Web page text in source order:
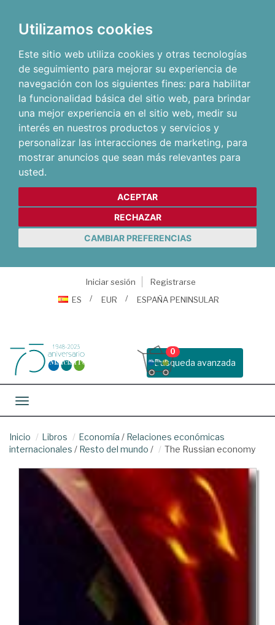
Utilizamos cookies
Este sitio web utiliza cookies y otras tecnologías
de seguimiento para mejorar su experiencia de
navegación con los siguientes fines: para habilitar
la funcionalidad básica del sitio web, para brindar
una mejor experiencia en el sitio web, medir su
interés en nuestros productos y servicios y
personalizar las interacciones de marketing, para
mostrar anuncios que sean más relevantes para
usted.
ACEPTAR
RECHAZAR
CAMBIAR PREFERENCIAS
Iniciar sesión
Registrarse
ES
EUR ESPAÑA PENINSULAR
Busqueda avanzada
0
Toggle navigation
Inicio Libros Economía / Relaciones económicas
internacionales / Resto del mundo / The Russian economy